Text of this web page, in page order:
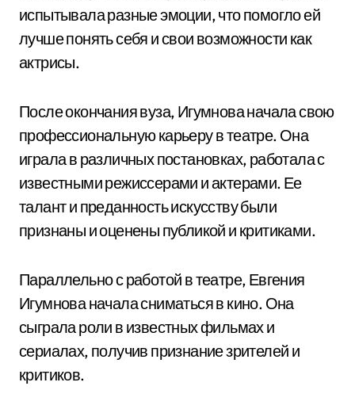
испытывала разные эмоции, что помогло ей
лучше понять себя и свои возможности как
актрисы.
После окончания вуза, Игумнова начала свою
профессиональную карьеру в театре. Она
играла в различных постановках, работала с
известными режиссерами и актерами. Ее
талант и преданность искусству были
признаны и оценены публикой и критиками.
Параллельно с работой в театре, Евгения
Игумнова начала сниматься в кино. Она
сыграла роли в известных фильмах и
сериалах, получив признание зрителей и
критиков.